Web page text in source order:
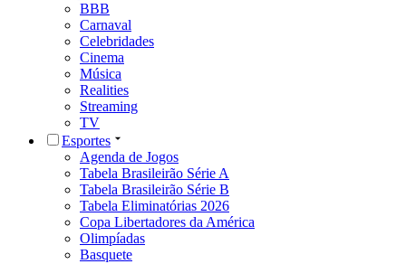
BBB
Carnaval
Celebridades
Cinema
Música
Realities
Streaming
TV
Esportes
Agenda de Jogos
Tabela Brasileirão Série A
Tabela Brasileirão Série B
Tabela Eliminatórias 2026
Copa Libertadores da América
Olimpíadas
Basquete